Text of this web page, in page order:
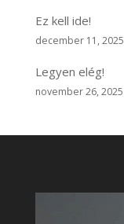
Ez kell ide!
december 11, 2025
Legyen elég!
november 26, 2025